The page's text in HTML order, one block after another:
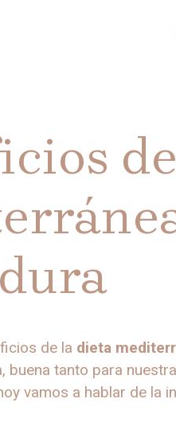
de la dieta
buena tanto para
vamos a hablar de la